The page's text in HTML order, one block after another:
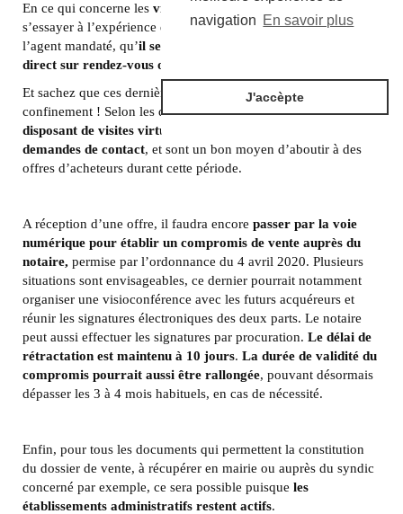
En ce qui concerne les visites
, les potentiels acquéreurs devront
s’essayer à l’expérience des visites virtuelles effectuées par
l’agent mandaté, qu’il sera tout à fait possible d’effectuer en
direct sur rendez-vous ou par visionnage différé
Et sachez que ces dernières sont à la hausse depuis le premier
confinement ! Selon les dernières estimations,les biens
disposant de visites virtuelles recevraient 3 à 5 fois plus de
demandes de contact, et sont un bon moyen d’aboutir à des
offres d’acheteurs durant cette période.
A réception d’une offre, il faudra encore passer par la voie
numérique pour établir un compromis de vente auprès du
notaire, permise par l’ordonnance du 4 avril 2020. Plusieurs
situations sont envisageables, ce dernier pourrait notamment
organiser une visioconférence avec les futurs acquéreurs et
réunir les signatures électroniques des deux parts. Le notaire
peut aussi effectuer les signatures par procuration. Le délai de
rétractation est maintenu à 10 jours. La durée de validité du
compromis pourrait aussi être rallongée, pouvant désormais
dépasser les 3 à 4 mois habituels, en cas de nécessité.
Enfin, pour tous les documents qui permettent la constitution
du dossier de vente, à récupérer en mairie ou auprès du syndic
concerné par exemple, ce sera possible puisque les
établissements administratifs restent actifs.
navigation En savoir plus
J'accèpte